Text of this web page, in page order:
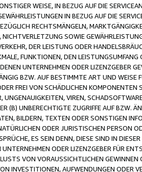
WEISE, IN BEZUG AUF DIE
IN BEZUG AUF DIE
RECHTSMÄNGELN,
SOWIE
DER LEISTUNG ODER
FUNKTIONEN, DEN
UNTERNEHMEN ODER LIZENZGEBER
BZW. AUF BESTIMMTE ART UND
FREI VON SCHÄDLICHEN
UNGENAUIGKEITEN, VIREN,
(B) UNBERECHTIGTE ZUGRIFFE AUF BZW.
BILDERN, TEXTEN ODER SONSTIGEN
ODER JURISTISCHEN PERSON
ES SEIN DENN, DIESE SIND IN
UNTERNEHMEN ODER LIZENZGEBER FÜR
VON VORAUSSICHTLICHEN
INVESTITIONEN, AUFWENDUNGEN ODER